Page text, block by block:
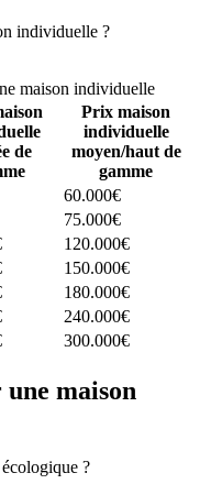
individuelle ?
maison individuelle
de
Prix maison
individuelle
moyen/haut de
gamme
60.000€
75.000€
120.000€
150.000€
180.000€
240.000€
300.000€
maison
?